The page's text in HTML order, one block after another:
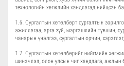
технологийн хөгжлийн хандлагад нийцсэн
1.6. Сургалтын хөтөлбөрт сургалтын
ажиллагаа, арга зүй, мэргэшлийн түвшин,
чанарын үнэлгээ, сургалтын орчин,
1.7. Сургалтын хөтөлбөрийг нийгмийн
шинэчлэл, олон улсын чиг хандлага, ажлын